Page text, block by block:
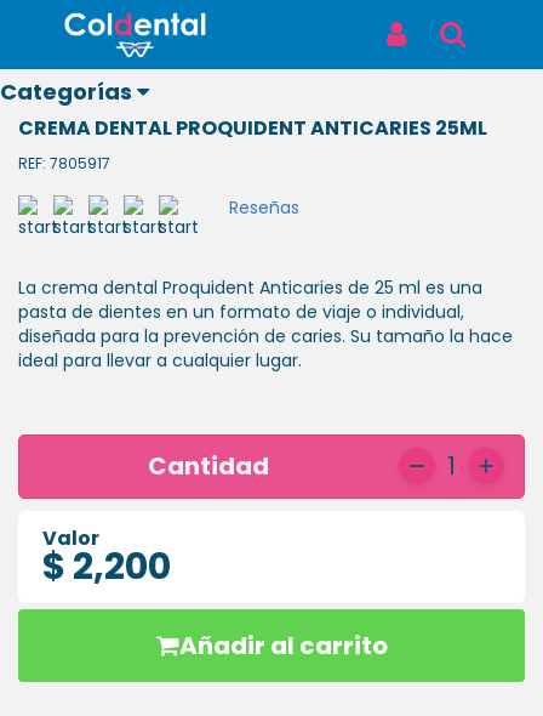
Categorías
Productos CREMA DENTAL PROQUIDENT ANTICARIES 25ML
CREMA DENTAL PROQUIDENT
ANTICARIES 25ML
CREMA DENTAL PROQUIDENT ANTICARIES 25ML
REF: 7805917
Reseñas
La crema dental Proquident Anticaries de 25 ml es una
pasta de dientes en un formato de viaje o individual,
diseñada para la prevención de caries. Su tamaño la hace
ideal para llevar a cualquier lugar.
Cantidad 1
Valor
$ 2,200
Añadir al carrito
productos
ODONTOLÓGICOS
HIGIENE
ORAL
ESSIX